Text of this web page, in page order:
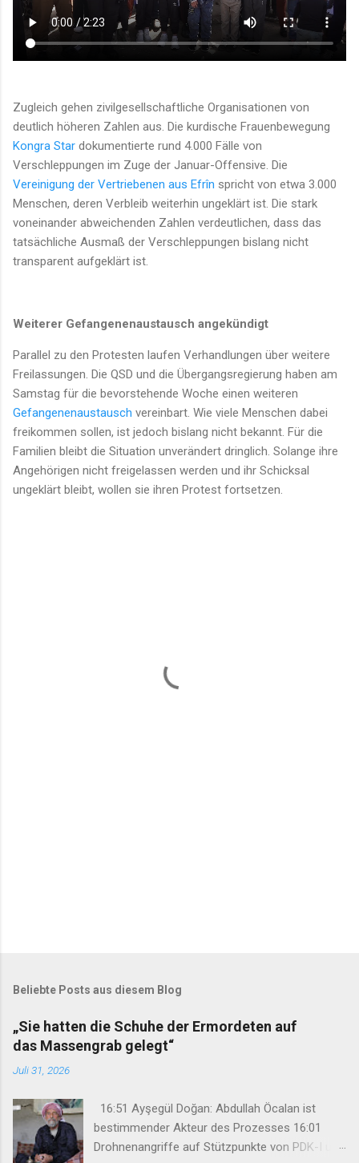
Zugleich gehen zivilgesellschaftliche Organisationen von
deutlich höheren Zahlen aus. Die kurdische Frauenbewegung
Kongra Star dokumentierte rund 4.000 Fälle von
Verschleppungen im Zuge der Januar-Offensive. Die
Vereinigung der Vertriebenen aus Efrîn spricht von etwa 3.000
Menschen, deren Verbleib weiterhin ungeklärt ist. Die stark
voneinander abweichenden Zahlen verdeutlichen, dass das
tatsächliche Ausmaß der Verschleppungen bislang nicht
transparent aufgeklärt ist.
Weiterer Gefangenenaustausch angekündigt
Parallel zu den Protesten laufen Verhandlungen über weitere
Freilassungen. Die QSD und die Übergangsregierung haben am
Samstag für die bevorstehende Woche einen weiteren
Gefangenenaustausch vereinbart. Wie viele Menschen dabei
freikommen sollen, ist jedoch bislang nicht bekannt. Für die
Familien bleibt die Situation unverändert dringlich. Solange ihre
Angehörigen nicht freigelassen werden und ihr Schicksal
ungeklärt bleibt, wollen sie ihren Protest fortsetzen.
Beliebte Posts aus diesem Blog
„Sie hatten die Schuhe der Ermordeten auf
das Massengrab gelegt“
Juli 31, 2026
16:51 Ayşegül Doğan: Abdullah Öcalan ist
bestimmender Akteur des Prozesses 16:01
Drohnenangriffe auf Stützpunkte von PDK-I und